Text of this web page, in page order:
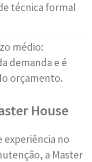
técnica formal
médio:
demanda e é
orçamento.
House
experiência no
a Master